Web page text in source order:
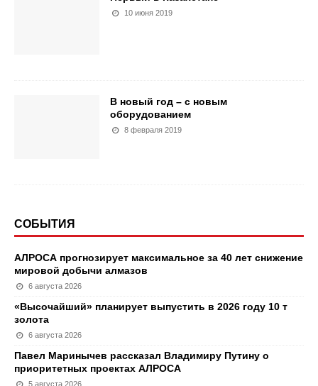
10 июня 2019
В новый год – с новым
оборудованием
8 февраля 2019
СОБЫТИЯ
АЛРОСА прогнозирует максимальное за 40 лет снижение
мировой добычи алмазов
6 августа 2026
«Высочайший» планирует выпустить в 2026 году 10 т
золота
6 августа 2026
Павел Маринычев рассказал Владимиру Путину о
приоритетных проектах АЛРОСА
5 августа 2026